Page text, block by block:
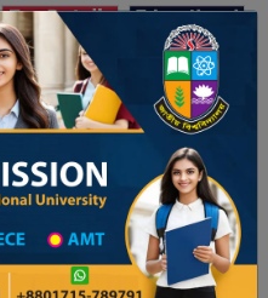
অনার্স ভর্তি প্রফেশনাল অনার্স
ঢাকা বিশ্ববিদ্যালয় ২০২৫-২৬ শিক্ষাবর্ষে
Division List
Primary School in মোহনগঞ্জ